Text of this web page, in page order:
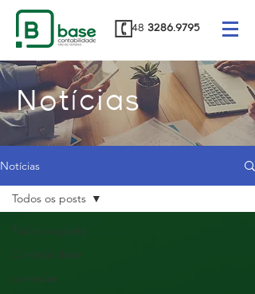
48 3286.9795
Notícias
Notícias
Todos os posts
Contabilidade
contador
Todos os posts